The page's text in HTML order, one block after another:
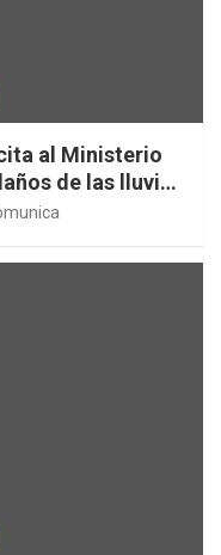
al Ministerio
de las lluvias